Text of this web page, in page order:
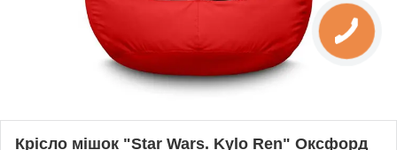
Крісло мішок "Star Wars. Kylo Ren" Оксфорд